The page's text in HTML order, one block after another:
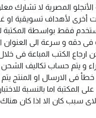
الأنجلو المصرية لا تشارك
أخرى لأهداف تسويقية او
فقط بواسطة المكتبة
فى دقه و سرعة الى العنوان
ارجاع الكتب المباعة فى
و يتم حساب تكاليف
فى الارسال او المنتج
على المكتبة اما بالنسبة
لاى سبب كان الا اذا كان